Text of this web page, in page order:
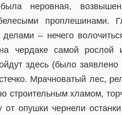
неровная,
проплешинами.
делами – нечего
чердаке самой
здесь (было заявлено
Мрачноватый лес,
строительным хламом,
опушки чернели